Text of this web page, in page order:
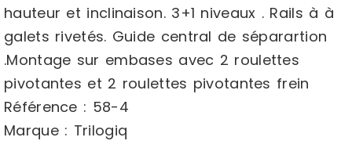
hauteur et inclinaison. 3+1 niveaux . Rails à à
galets rivetés. Guide central de séparartion
.Montage sur embases avec 2 roulettes
pivotantes et 2 roulettes pivotantes frein
Référence : 58-4
Marque : Trilogiq